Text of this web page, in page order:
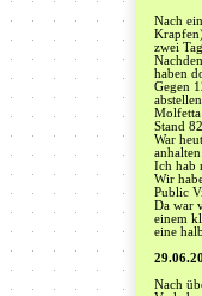
Nach
zwei
haben
Gegen
Molfetta
Stand
War
Ich hab
Wir
Public
Da war
einem
eine
Nach